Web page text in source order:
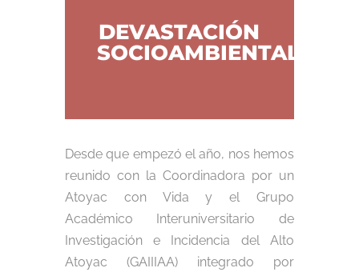
DEVASTACIÓN
SOCIOAMBIENTAL
Desde que empezó el año, nos hemos
reunido con la Coordinadora por un
Atoyac con Vida y el Grupo
Académico Interuniversitario de
Investigación e Incidencia del Alto
Atoyac (GAIIIAA) integrado por